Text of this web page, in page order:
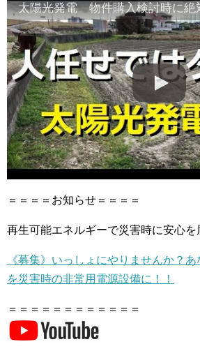
＝＝＝＝お知らせ＝＝＝＝
再生可能エネルギーで災害時に安心を
《募集》いっしょにやりませんか？
を災害時の非常用電源設備に！！
＝＝＝＝＝＝＝＝＝＝＝＝